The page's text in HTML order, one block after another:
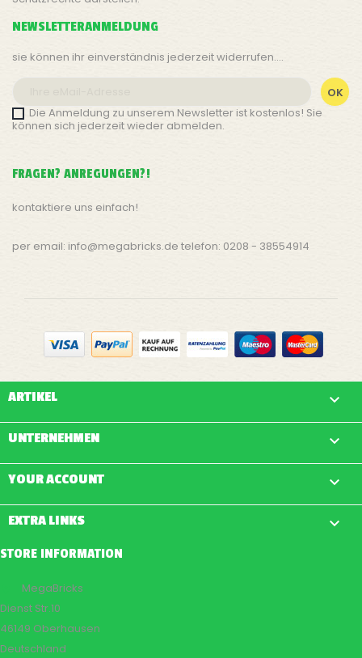
NEWSLETTERANMELDUNG
sie können ihr einverständnis jederzeit widerrufen....
Die Anmeldung zu unserem Newsletter ist kostenlos! Sie
können sich jederzeit wieder abmelden.
FRAGEN? ANREGUNGEN?!
kontaktiere uns einfach!
per email: info@megabricks.de telefon: 0208 - 38554914
ARTIKEL 
UNTERNEHMEN 
YOUR ACCOUNT 
EXTRA LINKS 
STORE INFORMATION
MegaBricks
Dienst Str.10
46149 Oberhausen
Deutschland